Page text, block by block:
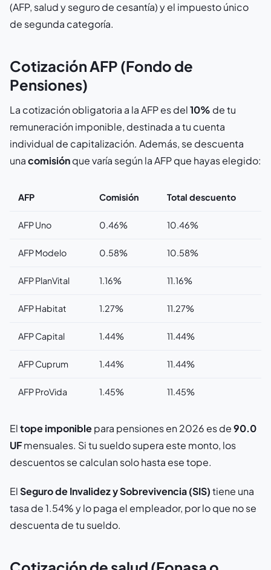
(AFP, salud y seguro de cesantía) y el impuesto único
de segunda categoría.
Cotización AFP (Fondo de
Pensiones)
La cotización obligatoria a la AFP es del10% de tu
remuneración imponible, destinada a tu cuenta
individual de capitalización. Además, se descuenta
unacomisiónque varía según la AFP que hayas elegido:
AFP Comisión Total descuento
AFP Uno 0.46% 10.46%
AFP Modelo 0.58% 10.58%
AFP PlanVital 1.16% 11.16%
AFP Habitat 1.27% 11.27%
AFP Capital 1.44% 11.44%
AFP Cuprum 1.44% 11.44%
AFP ProVida 1.45% 11.45%
Eltope imponiblepara pensiones en 2026 es de90.0
UFmensuales. Si tu sueldo supera este monto, los
descuentos se calculan solo hasta ese tope.
ElSeguro de Invalidez y Sobrevivencia (SIS)tiene una
tasa de 1.54% y lo paga el empleador, por lo que no se
descuenta de tu sueldo.